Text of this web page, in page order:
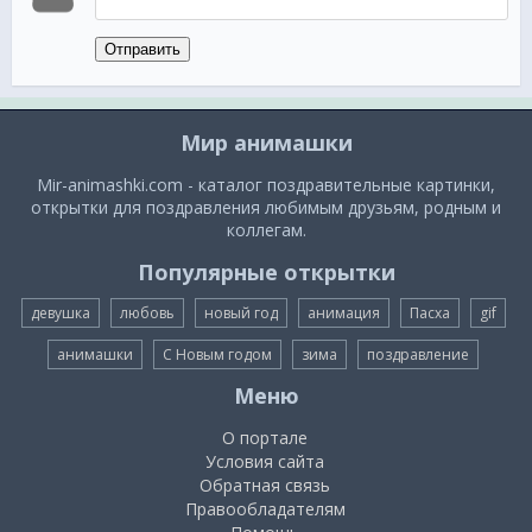
Отправить
Мир анимашки
Mir-animashki.com - каталог поздравительные картинки,
открытки для поздравления любимым друзьям, родным и
коллегам.
Популярные открытки
девушка любовь новый год анимация Пасха gif
анимашки С Новым годом зима поздравление
Меню
О портале
Условия сайта
Обратная связь
Правообладателям